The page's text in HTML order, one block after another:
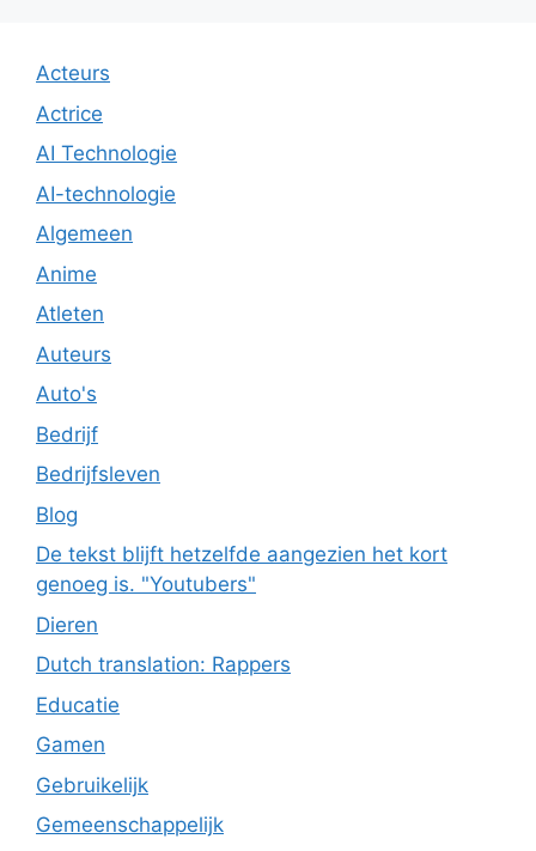
Acteurs
Actrice
AI Technologie
AI-technologie
Algemeen
Anime
Atleten
Auteurs
Auto's
Bedrijf
Bedrijfsleven
Blog
De tekst blijft hetzelfde aangezien het kort
genoeg is. "Youtubers"
Dieren
Dutch translation: Rappers
Educatie
Gamen
Gebruikelijk
Gemeenschappelijk